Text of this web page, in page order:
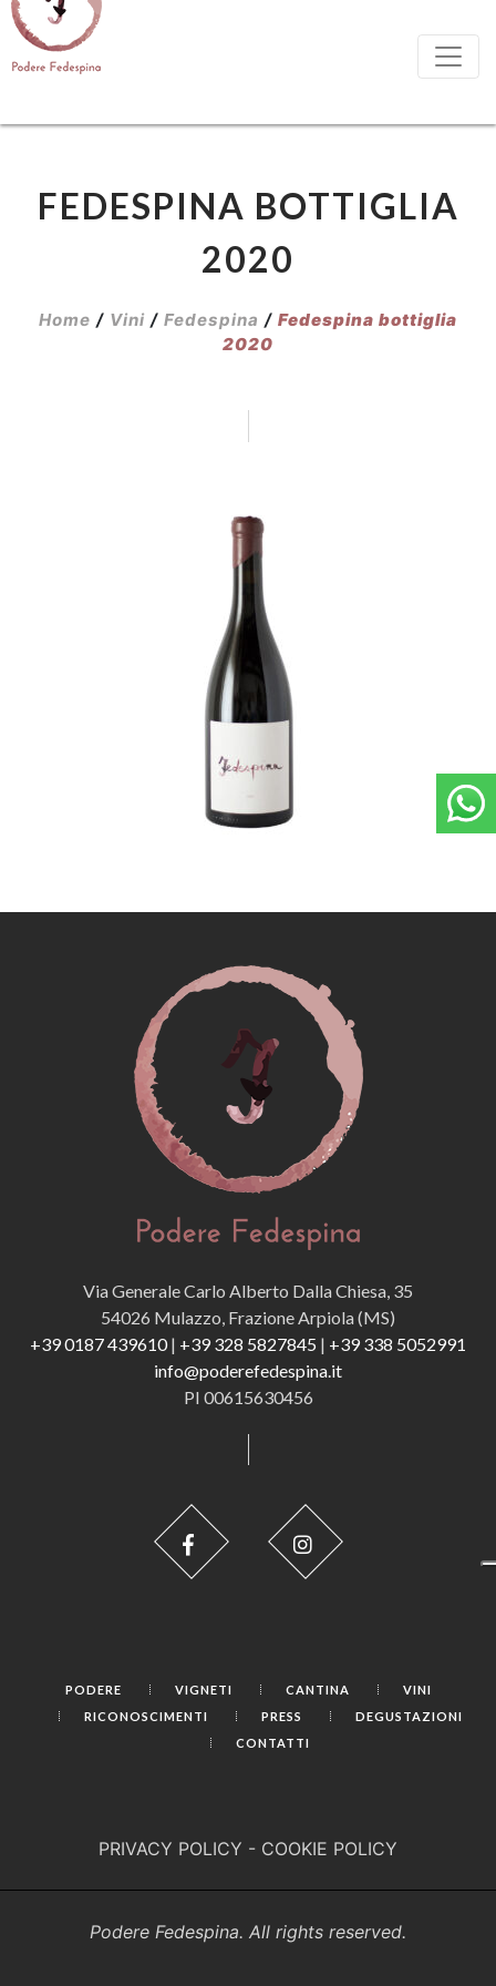
FEDESPINA BOTTIGLIA
2020
Home / Vini / Fedespina / Fedespina bottiglia
2020
Via Generale Carlo Alberto Dalla Chiesa, 35
54026 Mulazzo, Frazione Arpiola (MS)
+39 0187 439610| +39 328 5827845 | +39 338 5052991
info@poderefedespina.it
PI 00615630456
PODERE VIGNETI CANTINA
VINI
RICONOSCIMENTI
PRESS
DEGUSTAZIONI
CONTATTI
PRIVACY POLICY - COOKIE POLICY
Podere Fedespina. All rights reserved.